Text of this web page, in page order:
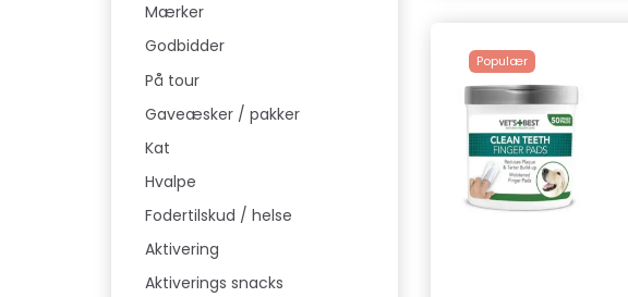
Mærker
Godbidder
På tour
Gaveæsker / pakker
Kat
Hvalpe
Fodertilskud / helse
Aktivering
Aktiverings snacks
Populær